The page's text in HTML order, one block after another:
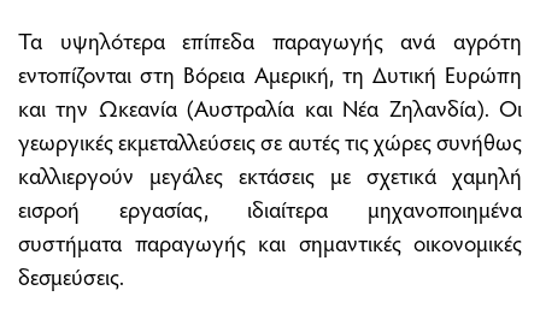
Τα υψηλότερα επίπεδα παραγωγής ανά αγρότη
εντοπίζονται στη Βόρεια Αμερική, τη Δυτική Ευρώπη
και την Ωκεανία (Αυστραλία και Νέα Ζηλανδία). Οι
γεωργικές εκμεταλλεύσεις σε αυτές τις χώρες συνήθως
καλλιεργούν μεγάλες εκτάσεις με σχετικά χαμηλή
εισροή εργασίας, ιδιαίτερα μηχανοποιημένα
συστήματα παραγωγής και σημαντικές οικονομικές
δεσμεύσεις.